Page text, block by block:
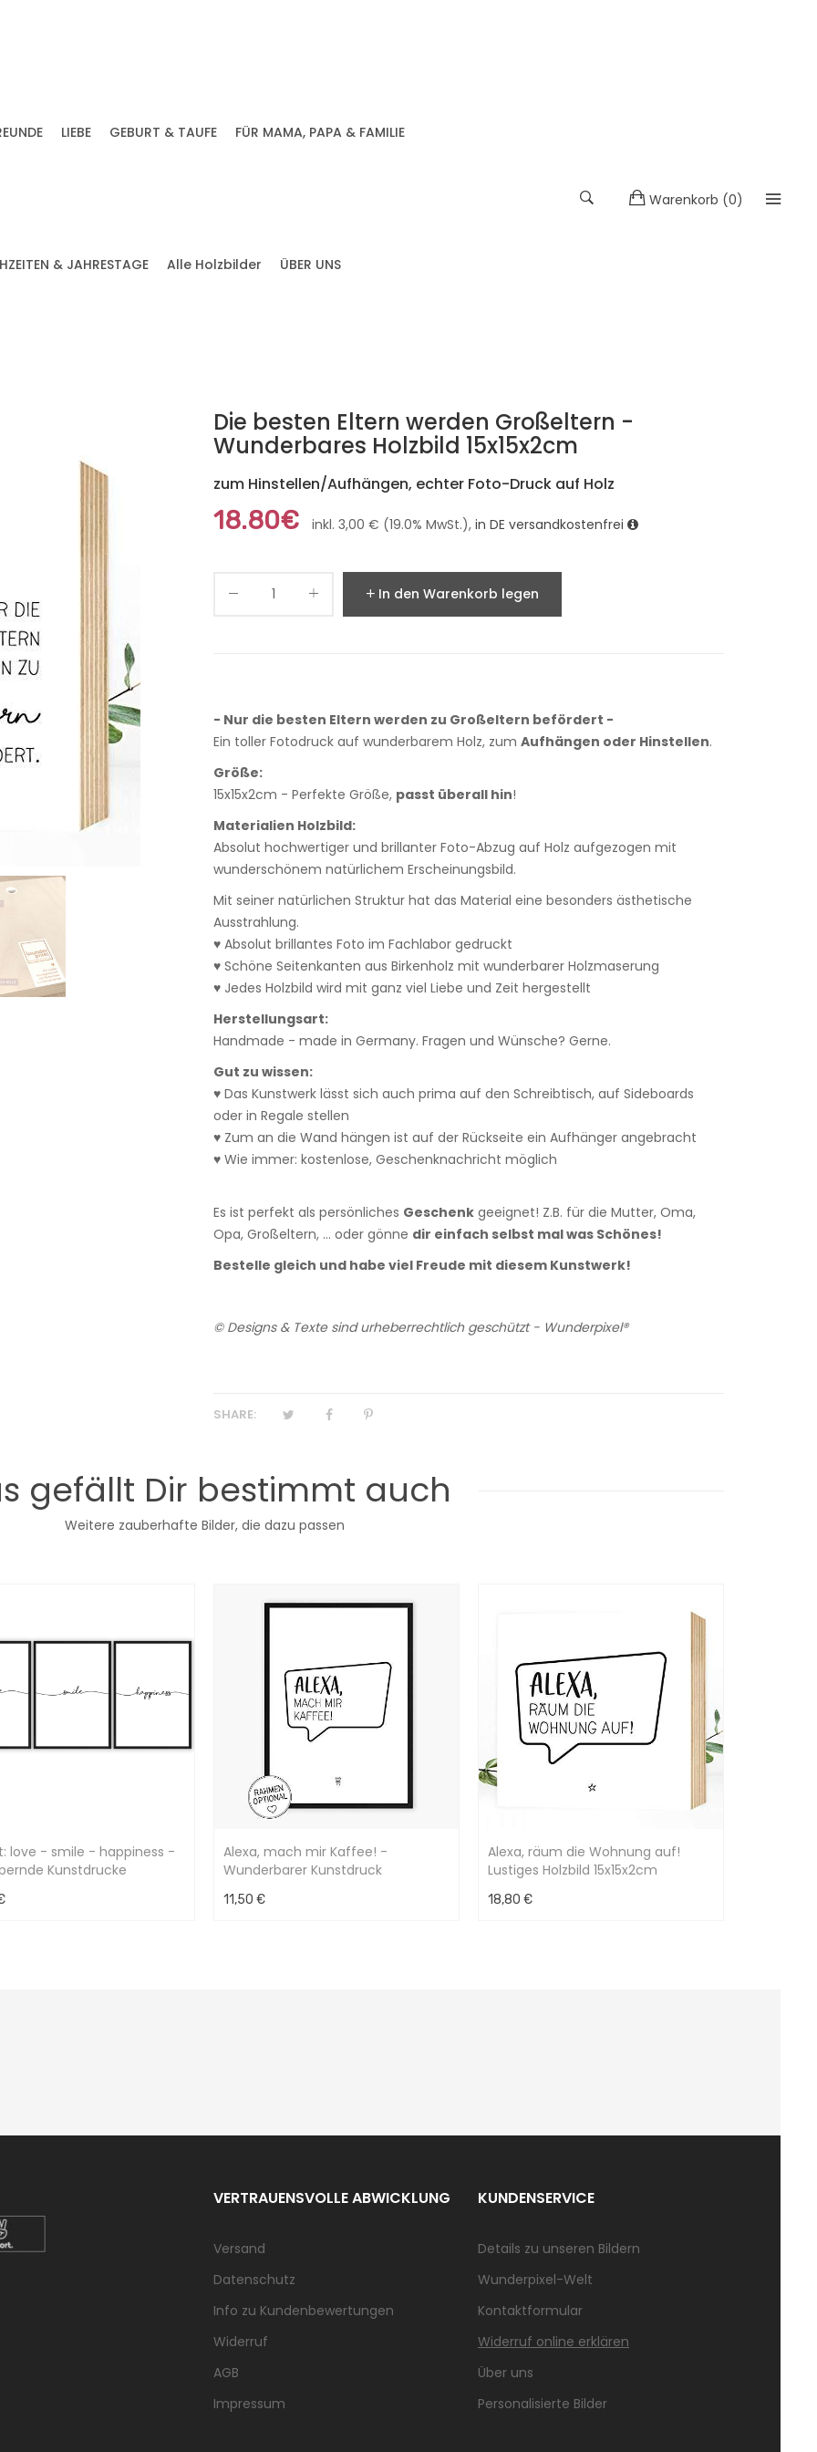
LIEBE GEBURT & TAUFE FÜR MAMA, PAPA & FAMILIE
& JAHRESTAGE Alle Holzbilder ÜBER UNS
Warenkorb (0)
Die besten Eltern werden Großeltern -
Wunderbares Holzbild 15x15x2cm
zum Hinstellen/Aufhängen, echter Foto-Druck auf Holz
18.80€ inkl. 3,00 € (19.0% MwSt.), in DE versandkostenfrei
In den Warenkorb legen
- Nur die besten Eltern werden zu Großeltern befördert -
Ein toller Fotodruck auf wunderbarem Holz, zum Aufhängen oder Hinstellen.
Größe:
15x15x2cm - Perfekte Größe, passt überall hin!
Materialien Holzbild:
Absolut hochwertiger und brillanter Foto-Abzug auf Holz aufgezogen mit
wunderschönem natürlichem Erscheinungsbild.
Mit seiner natürlichen Struktur hat das Material eine besonders ästhetische
Ausstrahlung.
♥ Absolut brillantes Foto im Fachlabor gedruckt
♥ Schöne Seitenkanten aus Birkenholz mit wunderbarer Holzmaserung
♥ Jedes Holzbild wird mit ganz viel Liebe und Zeit hergestellt
Herstellungsart:
Handmade - made in Germany. Fragen und Wünsche? Gerne.
Gut zu wissen:
♥ Das Kunstwerk lässt sich auch prima auf den Schreibtisch, auf Sideboards
oder in Regale stellen
♥ Zum an die Wand hängen ist auf der Rückseite ein Aufhänger angebracht
♥ Wie immer: kostenlose, Geschenknachricht möglich
Es ist perfekt als persönliches Geschenk geeignet! Z.B. für die Mutter, Oma,
Opa, Großeltern, ... oder gönne dir einfach selbst mal was Schönes!
Bestelle gleich und habe viel Freude mit diesem Kunstwerk!
© Designs & Texte sind urheberrechtlich geschützt - Wunderpixel®
SHARE:
gefällt Dir bestimmt auch
Weitere zauberhafte Bilder, die dazu passen
love - smile - happiness -
Kunstdrucke
Alexa, mach mir Kaffee! -
Wunderbarer Kunstdruck
11,50 €
Alexa, räum die Wohnung auf!
Lustiges Holzbild 15x15x2cm
18,80 €
VERTRAUENSVOLLE ABWICKLUNG
Versand
Datenschutz
Info zu Kundenbewertungen
Widerruf
AGB
Impressum
KUNDENSERVICE
Details zu unseren Bildern
Wunderpixel-Welt
Kontaktformular
Widerruf online erklären
Über uns
Personalisierte Bilder